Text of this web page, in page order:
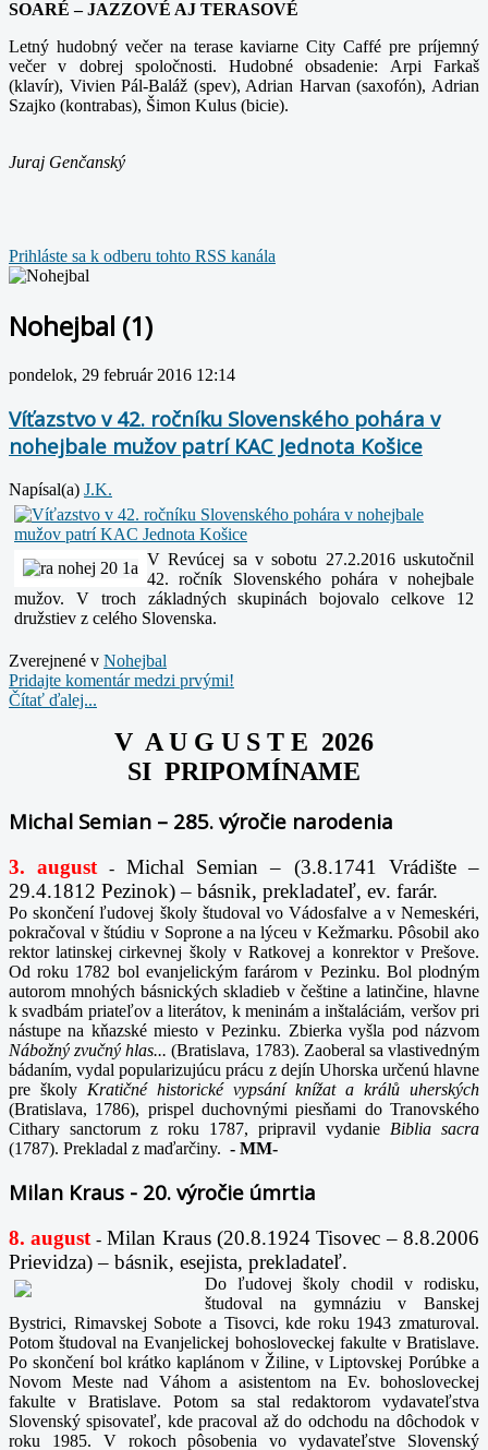
SOARÉ – JAZZOVÉ AJ TERASOVÉ
Letný hudobný večer na terase kaviarne City Caffé pre príjemný
večer v dobrej spoločnosti. Hudobné obsadenie: Arpi Farkaš
(klavír), Vivien Pál-Baláž (spev), Adrian Harvan (saxofón), Adrian
Szajko (kontrabas), Šimon Kulus (bicie).
Juraj Genčanský
Prihláste sa k odberu tohto RSS kanála
Nohejbal (1)
pondelok, 29 február 2016 12:14
Víťazstvo v 42. ročníku Slovenského pohára v
nohejbale mužov patrí KAC Jednota Košice
Napísal(a) J.K.
V Revúcej sa v sobotu 27.2.2016 uskutočnil
42. ročník Slovenského pohára v nohejbale
mužov. V troch základných skupinách bojovalo celkove 12
družstiev z celého Slovenska.
Zverejnené v Nohejbal
Pridajte komentár medzi prvými!
Čítať ďalej...
V A U G U S T E 2026
SI PRIPOMÍNAME
Michal Semian – 285. výročie narodenia
3. august -Michal Semian – (3.8.1741 Vrádište –
29.4.1812 Pezinok) – básnik, prekladateľ, ev. farár.
Po skončení ľudovej školy študoval vo Vádosfalve a v Nemeskéri,
pokračoval v štúdiu v Soprone a na lýceu v Kežmarku. Pôsobil ako
rektor latinskej cirkevnej školy v Ratkovej a konrektor v Prešove.
Od roku 1782 bol evanjelickým farárom v Pezinku. Bol plodným
autorom mnohých básnických skladieb v češtine a latinčine, hlavne
k svadbám priateľov a literátov, k meninám a inštaláciám, veršov pri
nástupe na kňazské miesto v Pezinku. Zbierka vyšla pod názvom
Nábožný zvučný hlas...(Bratislava, 1783). Zaoberal sa vlastivedným
bádaním, vydal popularizujúcu prácu z dejín Uhorska určenú hlavne
pre školy Kratičné historické vypsání knížat a králů uherských
(Bratislava, 1786), prispel duchovnými piesňami do Tranovského
Cithary sanctorum z roku 1787, pripravil vydanie Biblia sacra
(1787). Prekladal z maďarčiny. - MM-
Milan Kraus - 20. výročie úmrtia
8. august -Milan Kraus (20.8.1924 Tisovec – 8.8.2006
Prievidza) – básnik, esejista, prekladateľ.
Do ľudovej školy chodil v rodisku,
študoval na gymnáziu v Banskej
Bystrici, Rimavskej Sobote a Tisovci, kde roku 1943 zmaturoval.
Potom študoval na Evanjelickej bohosloveckej fakulte v Bratislave.
Po skončení bol krátko kaplánom v Žiline, v Liptovskej Porúbke a
Novom Meste nad Váhom a asistentom na Ev. bohosloveckej
fakulte v Bratislave. Potom sa stal redaktorom vydavateľstva
Slovenský spisovateľ, kde pracoval až do odchodu na dôchodok v
roku 1985. V rokoch pôsobenia vo vydavateľstve Slovenský